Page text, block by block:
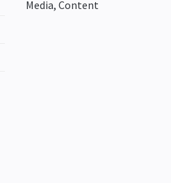
Media, Content